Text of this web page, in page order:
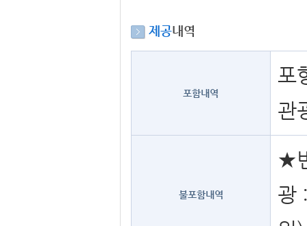
제공내역
포함내역
포
관
불포함내역
★
광